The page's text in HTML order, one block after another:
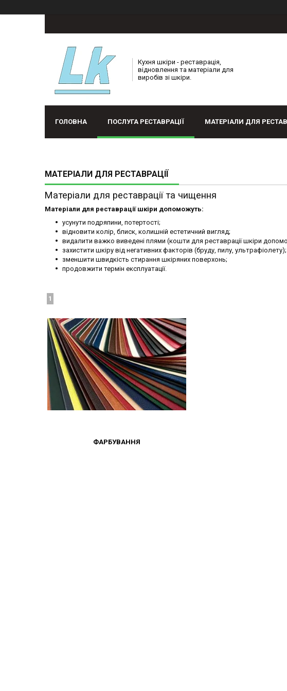
Кухня шкіри - реставрація,
відновлення та матеріали для
виробів зі шкіри.
ГОЛОВНА ПОСЛУГА РЕСТАВРАЦІЇ МАТЕРІАЛИ ДЛЯ
МАТЕРІАЛИ ДЛЯ РЕСТАВРАЦІЇ
Матеріали для реставрації та чищення
Матеріали для реставрації шкіри допоможуть:
усунути подряпини, потертості;
відновити колір, блиск, колишній естетичний вигляд;
видалити важко виведені плями (кошти для реставрації шкіри
захистити шкіру від негативних факторів (бруду, пилу, ультрафіолету);
зменшити швидкість стирання шкіряних поверхонь;
продовжити термін експлуатації.
ФАРБУВАННЯ
1